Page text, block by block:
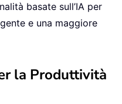
basate sull’IA per
e una maggiore
la Produttività